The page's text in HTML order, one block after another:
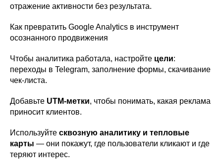
отражение активности без результата.
Как превратить Google Analytics в инструмент
осознанного продвижения
Чтобы аналитика работала, настройте цели:
переходы в Telegram, заполнение формы, скачивание
чек-листа.
Добавьте UTM-метки, чтобы понимать, какая реклама
приносит клиентов.
Используйте сквозную аналитику и тепловые
карты — они покажут, где пользователи кликают и где
теряют интерес.